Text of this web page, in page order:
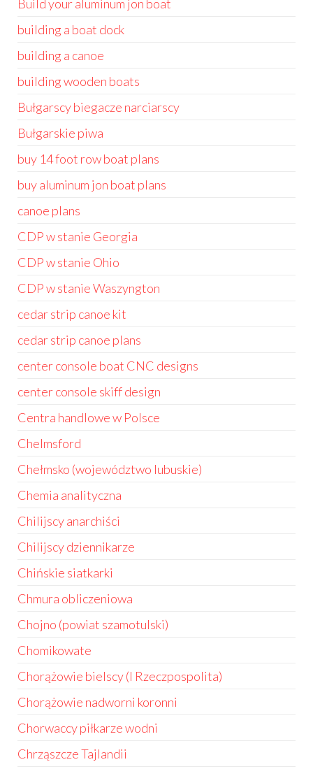
Build your aluminum jon boat
building a boat dock
building a canoe
building wooden boats
Bułgarscy biegacze narciarscy
Bułgarskie piwa
buy 14 foot row boat plans
buy aluminum jon boat plans
canoe plans
CDP w stanie Georgia
CDP w stanie Ohio
CDP w stanie Waszyngton
cedar strip canoe kit
cedar strip canoe plans
center console boat CNC designs
center console skiff design
Centra handlowe w Polsce
Chelmsford
Chełmsko (województwo lubuskie)
Chemia analityczna
Chilijscy anarchiści
Chilijscy dziennikarze
Chińskie siatkarki
Chmura obliczeniowa
Chojno (powiat szamotulski)
Chomikowate
Chorążowie bielscy (I Rzeczpospolita)
Chorążowie nadworni koronni
Chorwaccy piłkarze wodni
Chrząszcze Tajlandii